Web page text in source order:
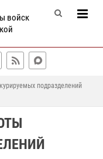
войск
подразделений